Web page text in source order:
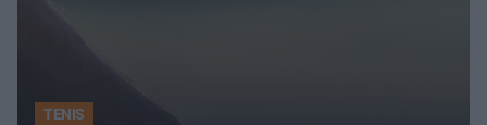
TENIS